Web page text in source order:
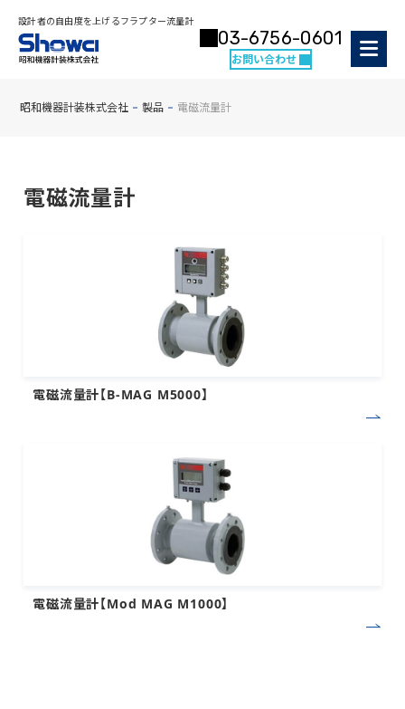
設計者の自由度を上げるフラプター流量計
03-6756-0601
お問い合わせ
昭和機器計装株式会社 製品 電磁流量計
電磁流量計
電磁流量計【B-MAG M5000】
電磁流量計【Mod MAG M1000】